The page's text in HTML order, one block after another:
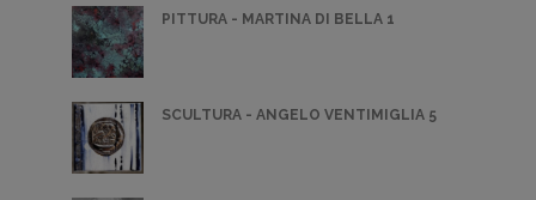
PITTURA - MARTINA DI BELLA 1
SCULTURA - ANGELO VENTIMIGLIA 5